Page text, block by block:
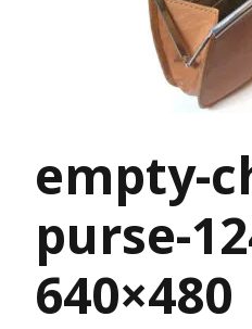
empty-
purse-
640×480